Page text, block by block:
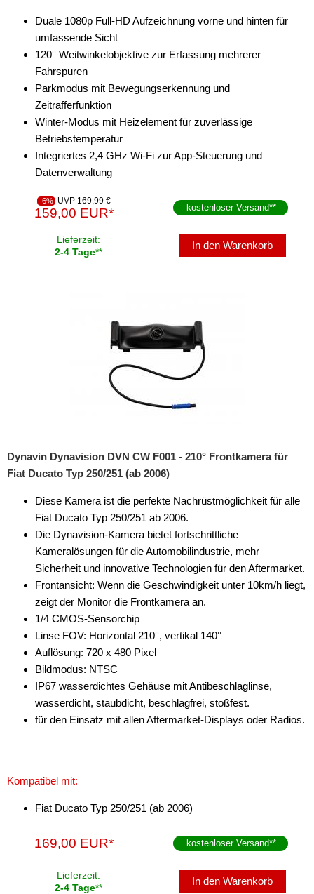
Duale 1080p Full-HD Aufzeichnung vorne und hinten für
umfassende Sicht
120° Weitwinkelobjektive zur Erfassung mehrerer
Fahrspuren
Parkmodus mit Bewegungserkennung und
Zeitrafferfunktion
Winter-Modus mit Heizelement für zuverlässige
Betriebstemperatur
Integriertes 2,4 GHz Wi-Fi zur App-Steuerung und
Datenverwaltung
-6% UVP 169,99 €
159,00 EUR* kostenloser Versand**
Lieferzeit:
2-4 Tage**
In den Warenkorb
Dynavin Dynavision DVN CW F001 - 210° Frontkamera für
Fiat Ducato Typ 250/251 (ab 2006)
Diese Kamera ist die perfekte Nachrüstmöglichkeit für alle
Fiat Ducato Typ 250/251 ab 2006.
Die Dynavision-Kamera bietet fortschrittliche
Kameralösungen für die Automobilindustrie, mehr
Sicherheit und innovative Technologien für den Aftermarket.
Frontansicht: Wenn die Geschwindigkeit unter 10km/h liegt,
zeigt der Monitor die Frontkamera an.
1/4 CMOS-Sensorchip
Linse FOV: Horizontal 210°, vertikal 140°
Auflösung: 720 x 480 Pixel
Bildmodus: NTSC
IP67 wasserdichtes Gehäuse mit Antibeschlaglinse,
wasserdicht, staubdicht, beschlagfrei, stoßfest.
für den Einsatz mit allen Aftermarket-Displays oder Radios.
Kompatibel mit:
Fiat Ducato Typ 250/251 (ab 2006)
169,00 EUR* kostenloser Versand**
Lieferzeit:
2-4 Tage**
In den Warenkorb